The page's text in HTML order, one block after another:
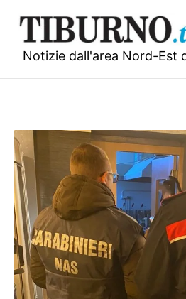
contenuto
Notizie dall'area Nord-Est